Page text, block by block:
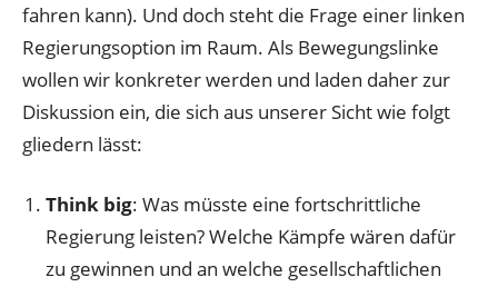
fahren kann). Und doch steht die Frage einer linken
Regierungsoption im Raum. Als Bewegungslinke
wollen wir konkreter werden und laden daher zur
Diskussion ein, die sich aus unserer Sicht wie folgt
gliedern lässt:
Think big: Was müsste eine fortschrittliche
Regierung leisten? Welche Kämpfe wären dafür
zu gewinnen und an welche gesellschaftlichen